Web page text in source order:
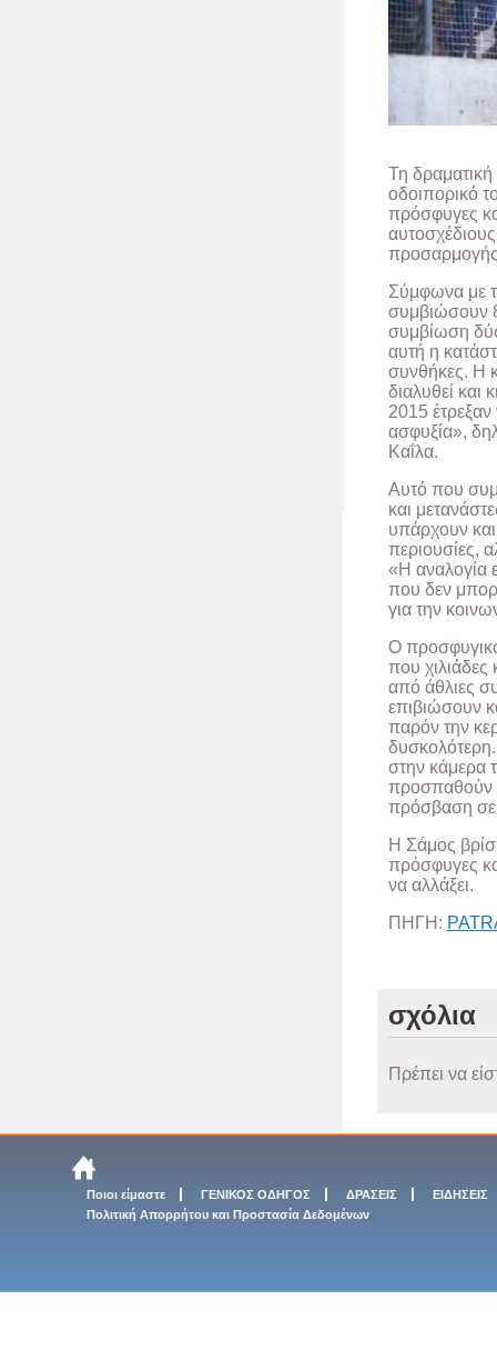
Τη δραματική
οδοιπορικό
πρόσφυγες
προσαρμογής
Σύμφωνα με
συμβιώσουν
συμβίωση
αυτή η
συνθήκες. Η
διαλυθεί και
2015
ασφυξία»,
Καΐλα.
Αυτό που
και
υπάρχουν
περιουσίες,
«Η αναλογία
που δεν
για την
Ο
που χιλιάδες
από άθλιες
επιβιώσουν
παρόν την
στην κάμερα
προσπαθούν
πρόσβαση σε
Η Σάμος
πρόσφυγες
να αλλάξει.
ΠΗΓΗ:
σχόλια
Πρέπει να
Ποιοι είμαστε ΓΕΝΙΚΟΣ ΟΔΗΓΟΣ ΔΡΑΣΕΙΣ
ΕΙΔΗΣΕΙΣ
Πολιτική Απορρήτου και Προστασία Δεδομένων